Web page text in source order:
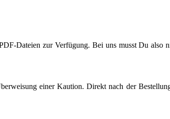
Dateien zur Verfügung. Bei uns musst Du also
einer Kaution. Direkt nach der